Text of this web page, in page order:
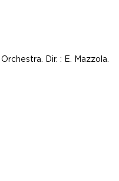
Dir. : E. Mazzola.